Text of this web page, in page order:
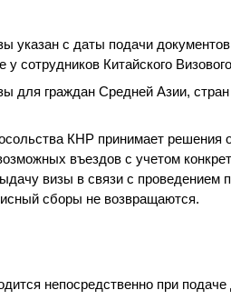
указан с даты подачи
у сотрудников Китайского
для граждан Средней Азии,
КНР принимает решения
въездов с учетом
визы в связи с
сборы не возвращаются.
непосредственно при